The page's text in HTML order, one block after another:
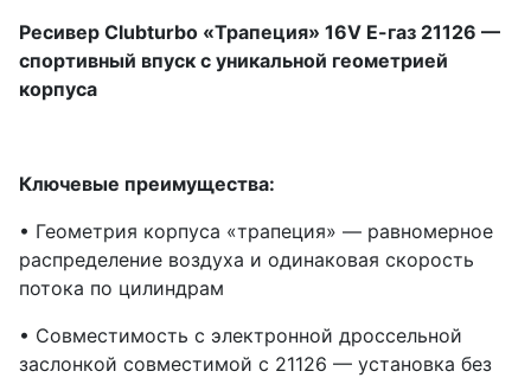
Ресивер Clubturbo «Трапеция» 16V Е-газ 21126 —
спортивный впуск с уникальной геометрией
корпуса
Ключевые преимущества:
• Геометрия корпуса «трапеция» — равномерное
распределение воздуха и одинаковая скорость
потока по цилиндрам
• Совместимость с электронной дроссельной
заслонкой совместимой с 21126 — установка без